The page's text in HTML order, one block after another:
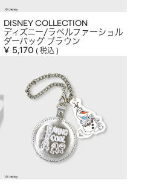
DISNEY COLLECTION
ディズニー/ラベルファーショル
ダーバッグ ブラウン
¥ 5,170 税込